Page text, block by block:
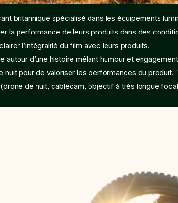
britannique spécialisé dans les équipements
la performance de leurs produits dans des
l’intégralité du film avec leurs produits.
autour d’une histoire mêlant humour et
nuit pour de valoriser les performances du
de nuit, cablecam, objectif à très longue